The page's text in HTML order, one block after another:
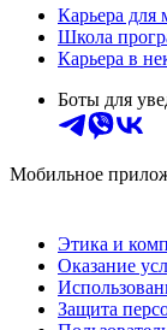
Карьера для
Школа
Карьера в
Боты для
Мобильное
Этика и
Оказание
Защита